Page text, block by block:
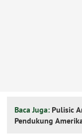
Baca Juga: Pulisic
Pendukung